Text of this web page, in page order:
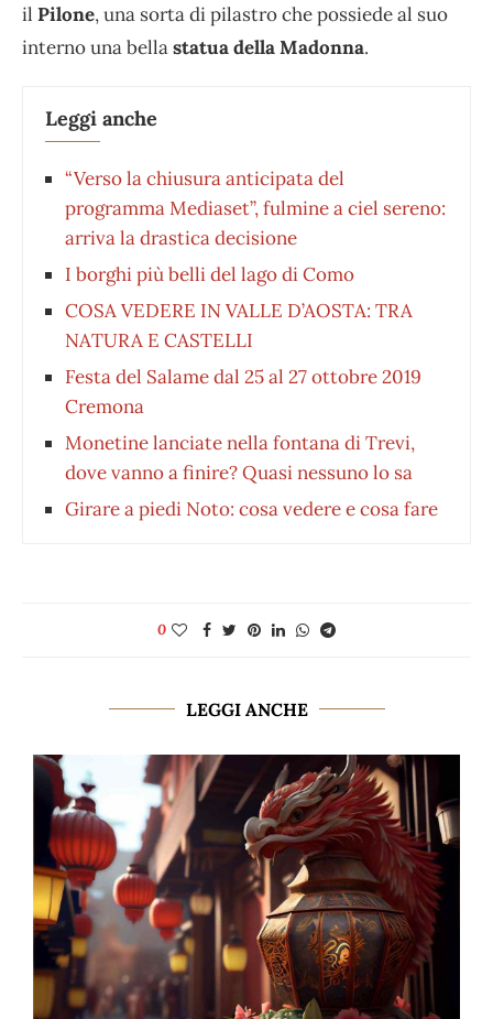
il Pilone, una sorta di pilastro che possiede al suo
interno una bellastatua della Madonna.
Leggi anche
“Verso la chiusura anticipata del
programma Mediaset”, fulmine a ciel sereno:
arriva la drastica decisione
I borghi più belli del lago di Como
COSA VEDERE IN VALLE D’AOSTA: TRA
NATURA E CASTELLI
Festa del Salame dal 25 al 27 ottobre 2019
Cremona
Monetine lanciate nella fontana di Trevi,
dove vanno a finire? Quasi nessuno lo sa
Girare a piedi Noto: cosa vedere e cosa fare
0
LEGGI ANCHE